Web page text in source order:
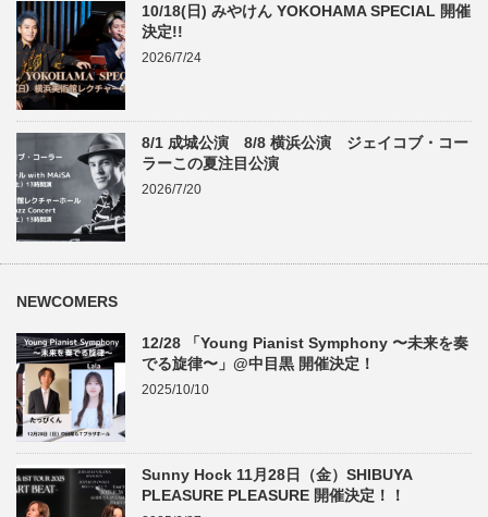
10/18(日) みやけん YOKOHAMA SPECIAL 開催
決定!!
2026/7/24
8/1 成城公演 8/8 横浜公演 ジェイコブ・コー
ラーこの夏注目公演
2026/7/20
NEWCOMERS
12/28 「Young Pianist Symphony 〜未来を奏
でる旋律〜」@中目黒 開催決定！
2025/10/10
Sunny Hock 11月28日（金）SHIBUYA
PLEASURE PLEASURE 開催決定！！